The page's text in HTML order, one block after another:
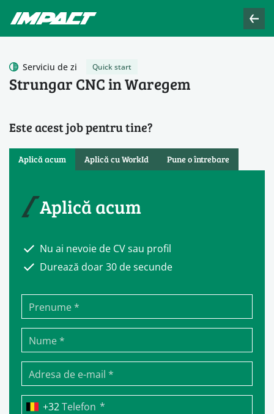
Strungar CNC in Waregem
Serviciu de zi Quick start
Este acest job pentru tine?
Aplică acum Aplică cu WorkId Pune o întrebare
Aplică acum
Nu ai nevoie de CV sau profil
Durează doar 30 de secunde
Telefon *